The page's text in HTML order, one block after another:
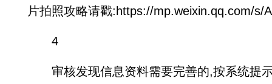
片拍照攻略请戳:https://mp.weixin.qq.com/s/
4
审核发现信息资料需要完善的,按系统提